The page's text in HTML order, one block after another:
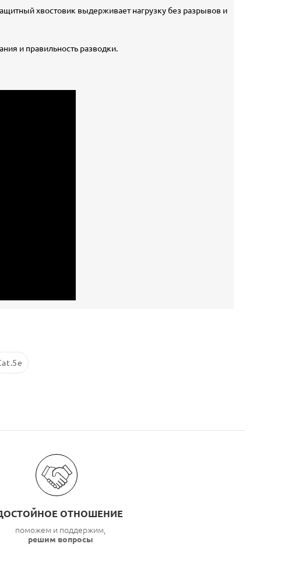
хвостовик выдерживает нагрузку без разрывов и
и правильность разводки.
ОТНОШЕНИЕ
поможем и поддержим,
решим вопросы